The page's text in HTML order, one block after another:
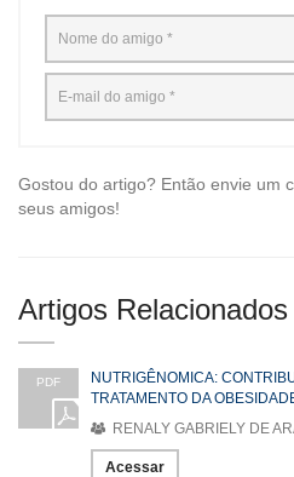
Gostou do artigo? Então envie um
seus amigos!
Artigos Relacionados
PDF
NUTRIGÊNOMICA:
TRATAMENTO DA
RENALY GABRIELY DE
Acessar